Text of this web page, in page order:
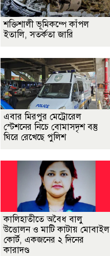
শক্তিশালী ভূমিকম্পে কাঁপল
ইতালি, সতর্কতা জারি
এবার মিরপুর মেট্রোরেল
স্টেশনের নিচে বোমাসদৃশ বস্তু
ঘিরে রেখেছে পুলিশ
কালিহাতীতে অবৈধ বালু
উত্তোলন ও মাটি কাটায় মোবাইল
কোর্ট, একজনের ২ দিনের
কারাদণ্ড